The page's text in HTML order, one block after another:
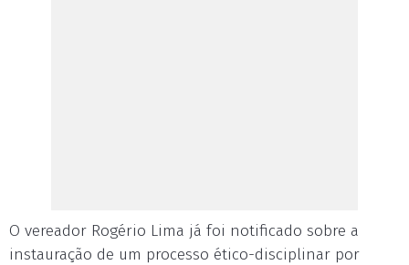
O vereador Rogério Lima já foi notificado sobre a
instauração de um processo ético-disciplinar por